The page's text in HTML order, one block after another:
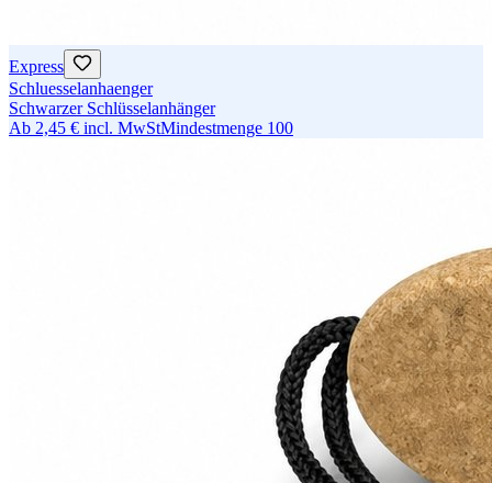
Express
Schluesselanhaenger
Schwarzer Schlüsselanhänger
Ab 2,45 € incl. MwStMindestmenge 100